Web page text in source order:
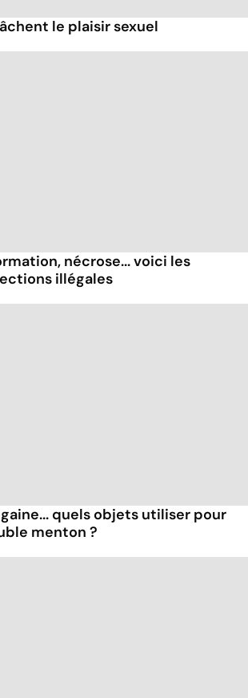
le plaisir sexuel
nécrose... voici les
illégales
quels objets utiliser pour
menton ?